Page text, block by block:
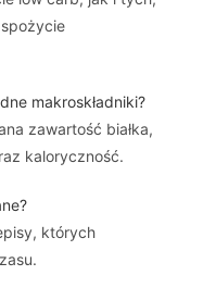
makroskładniki?
zawartość białka,
kaloryczność.
których